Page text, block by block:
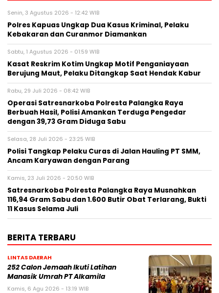
Senin, 3 Agustus 2026 - 12:42 WIB
Polres Kapuas Ungkap Dua Kasus Kriminal, Pelaku
Kebakaran dan Curanmor Diamankan
Sabtu, 1 Agustus 2026 - 01:59 WIB
Kasat Reskrim Kotim Ungkap Motif Penganiayaan
Berujung Maut, Pelaku Ditangkap Saat Hendak Kabur
Rabu, 29 Juli 2026 - 08:42 WIB
Operasi Satresnarkoba Polresta Palangka Raya
Berbuah Hasil, Polisi Amankan Terduga Pengedar
dengan 39,73 Gram Diduga Sabu
Selasa, 28 Juli 2026 - 23:25 WIB
Polisi Tangkap Pelaku Curas di Jalan Hauling PT SMM,
Ancam Karyawan dengan Parang
Kamis, 23 Juli 2026 - 20:50 WIB
Satresnarkoba Polresta Palangka Raya Musnahkan
116,94 Gram Sabu dan 1.600 Butir Obat Terlarang, Bukti
11 Kasus Selama Juli
BERITA TERBARU
LINTAS DAERAH
252 Calon Jemaah Ikuti Latihan
Manasik Umrah PT Alkamila
Kamis, 6 Agu 2026 - 13:19 WIB